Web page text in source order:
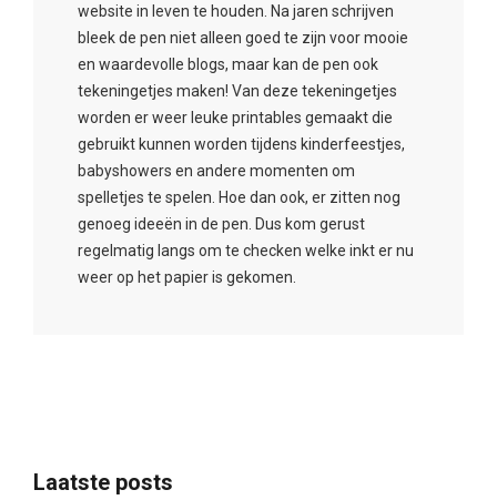
website in leven te houden. Na jaren schrijven
bleek de pen niet alleen goed te zijn voor mooie
en waardevolle blogs, maar kan de pen ook
tekeningetjes maken! Van deze tekeningetjes
worden er weer leuke printables gemaakt die
gebruikt kunnen worden tijdens kinderfeestjes,
babyshowers en andere momenten om
spelletjes te spelen. Hoe dan ook, er zitten nog
genoeg ideeën in de pen. Dus kom gerust
regelmatig langs om te checken welke inkt er nu
weer op het papier is gekomen.
Laatste posts